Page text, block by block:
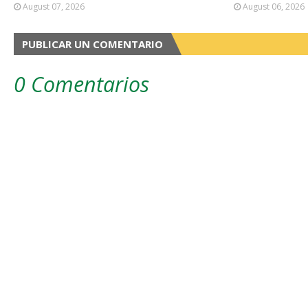
August 07, 2026 August 06, 2026
PUBLICAR UN COMENTARIO
0 Comentarios